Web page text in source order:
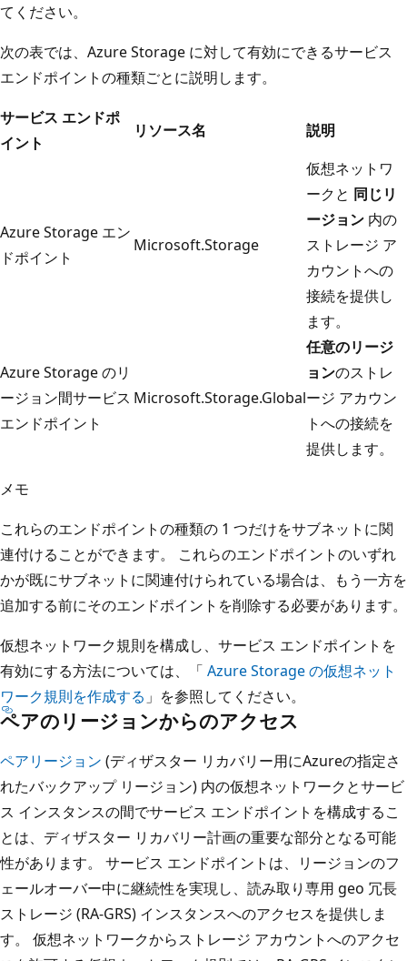
てください。
次の表では、Azure Storage に対して有効にできるサービス
エンドポイントの種類ごとに説明します。
サービス エンドポ
イント
リソース名 説明
Azure Storage エン
ドポイント
Microsoft.Storage
仮想ネットワ
ークと 同じリ
ージョン 内の
ストレージ ア
カウントへの
接続を提供し
ます。
Azure Storage のリ
ージョン間サービス
エンドポイント
Microsoft.Storage.Global
任意のリージ
ョンのストレ
ージ アカウン
トへの接続を
提供します。
メモ
これらのエンドポイントの種類の 1 つだけをサブネットに関
連付けることができます。 これらのエンドポイントのいずれ
かが既にサブネットに関連付けられている場合は、もう一方を
追加する前にそのエンドポイントを削除する必要があります。
仮想ネットワーク規則を構成し、サービス エンドポイントを
有効にする方法については、「 Azure Storage の仮想ネット
ワーク規則を作成する 」を参照してください。
ペアのリージョンからのアクセス
ペアリージョン (ディザスター リカバリー用にAzureの指定さ
れたバックアップ リージョン) 内の仮想ネットワークとサービ
ス インスタンスの間でサービス エンドポイントを構成するこ
とは、ディザスター リカバリー計画の重要な部分となる可能
性があります。 サービス エンドポイントは、リージョンのフ
ェールオーバー中に継続性を実現し、読み取り専用 geo 冗長
ストレージ (RA-GRS) インスタンスへのアクセスを提供しま
す。 仮想ネットワークからストレージ アカウントへのアクセ